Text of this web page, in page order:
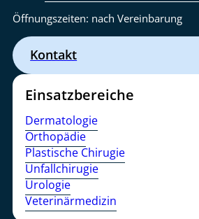
Öffnungszeiten: nach Vereinbarung
Kontakt
Einsatzbereiche
Dermatologie
Orthopädie
Plastische Chirugie
Unfallchirugie
Urologie
Veterinärmedizin